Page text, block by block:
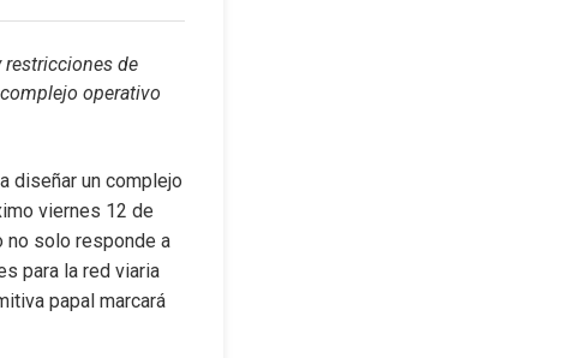
restricciones de
operativo
diseñar un complejo
viernes 12 de
no solo responde a
para la red viaria
papal marcará